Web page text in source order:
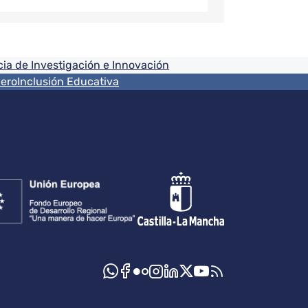
de Investigación e Innovación
Inclusión Educativa
sociales JCCM